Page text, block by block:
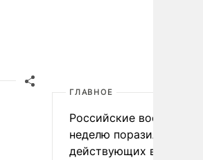
ГЛАВНОЕ
Российские военные за
неделю поразили 34
действующих в